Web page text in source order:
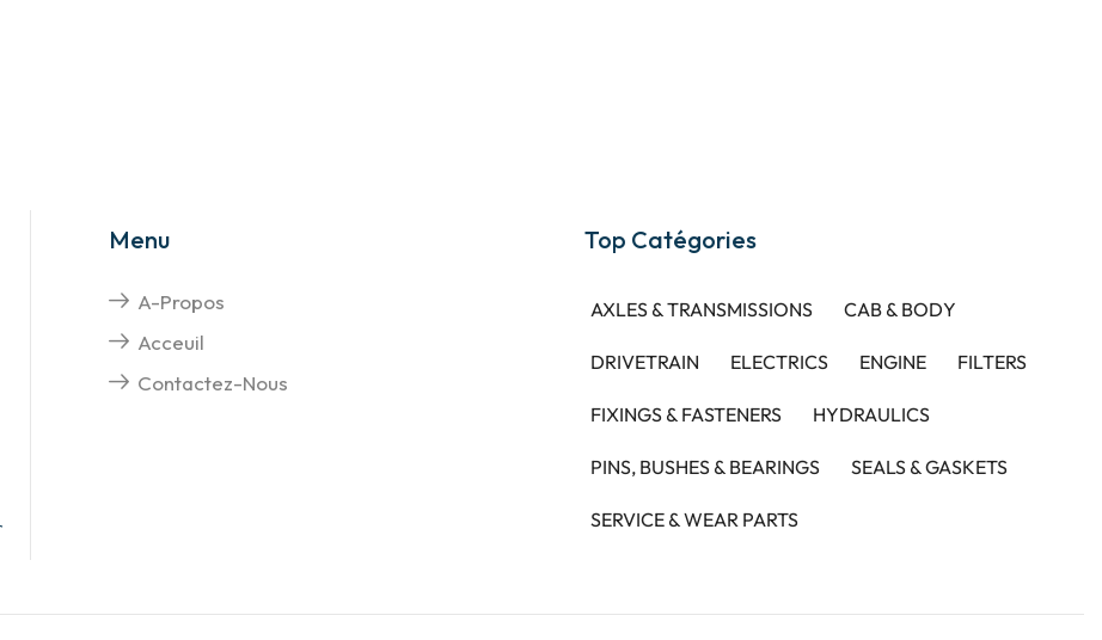
Menu
A-Propos
Acceuil
Contactez-Nous
Top Catégories
AXLES & TRANSMISSIONS CAB & BODY
DRIVETRAIN ELECTRICS ENGINE FILTERS
FIXINGS & FASTENERS HYDRAULICS
PINS, BUSHES & BEARINGS SEALS & GASKETS
SERVICE & WEAR PARTS